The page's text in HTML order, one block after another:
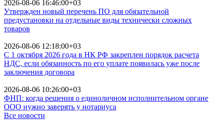
2026-08-06 16:46:00+03
Утвержден новый перечень ПО для обязательной
предустановки на отдельные виды технически сложных
товаров
2026-08-06 12:18:00+03
С 1 октября 2026 года в НК РФ закреплен порядок расчета
НДС, если обязанность по его уплате появилась уже после
заключения договора
2026-08-06 10:26:00+03
ФНП: когда решения о единоличном исполнительном органе
ООО нужно заверять у нотариуса
Все новости